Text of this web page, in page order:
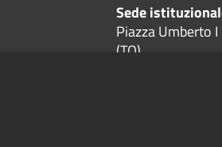
Sede
Piazza Umberto
(TO)